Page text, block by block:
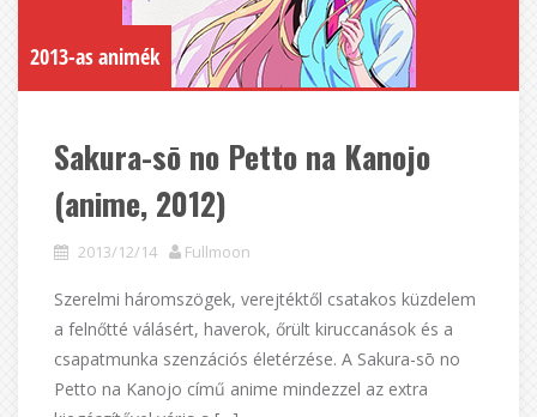
2013-as animék
Sakura-sō no Petto na Kanojo
(anime, 2012)
2013/12/14 Fullmoon
Szerelmi háromszögek, verejtéktől csatakos küzdelem
a felnőtté válásért, haverok, őrült kiruccanások és a
csapatmunka szenzációs életérzése. A Sakura-sō no
Petto na Kanojo című anime mindezzel az extra